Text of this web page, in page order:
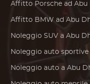
Affitto Porsche ad Abu
Affitto BMW ad Abu
Noleggio SUV a Abu
Noleggio auto sportive
Noleggio auto a Abu